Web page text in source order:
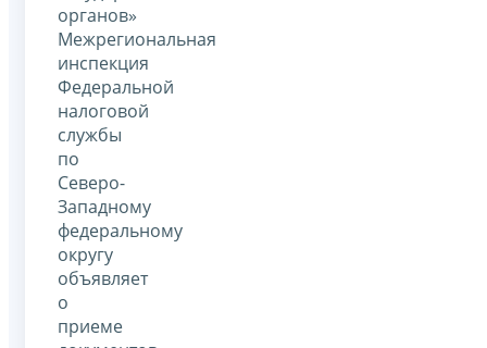
органов»
Межрегиональная
инспекция
Федеральной
налоговой
службы
по
Северо-
Западному
федеральному
округу
объявляет
о
приеме